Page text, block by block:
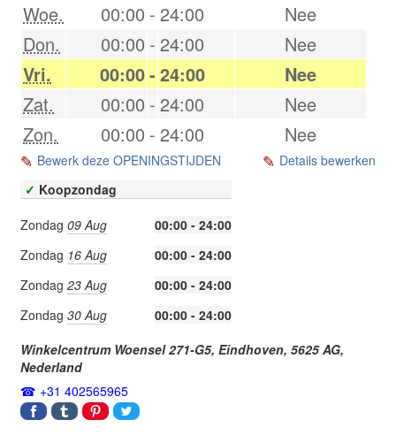
Woe.
00:00 - 24:00
Nee
Don.
00:00 - 24:00
Nee
Vri.
00:00- 24:00
Nee
Zat.
00:00 - 24:00
Nee
Zon.
00:00 - 24:00 Nee
Bewerk deze OPENINGSTIJDEN
Details bewerken
✓ Koopzondag
Zondag 09 Aug
00:00 - 24:00
Zondag 16 Aug
00:00 - 24:00
Zondag 23 Aug
00:00 - 24:00
Zondag 30 Aug
00:00 - 24:00
Winkelcentrum Woensel 271-G5, Eindhoven, 5625 AG,
Nederland
+31 402565965